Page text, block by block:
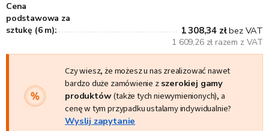
Cena
podstawowa za
sztukę (6 m):
1 308,34 złbez VAT
1 609,26 zł razem z VAT
Czy wiesz, że możesz u nas zrealizować nawet
bardzo duże zamówienie z szerokiej gamy
produktów(także tych niewymienionych), a
cenę w tym przypadku ustalamy indywidualnie?
Wyslij zapytanie